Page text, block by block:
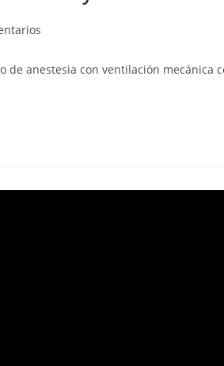
de anestesia con ventilación